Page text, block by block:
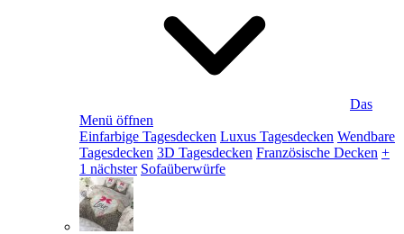
Das
Menü öffnen
Einfarbige Tagesdecken Luxus Tagesdecken Wendbare
Tagesdecken 3D Tagesdecken Französische Decken +
1 nächster Sofaüberwürfe